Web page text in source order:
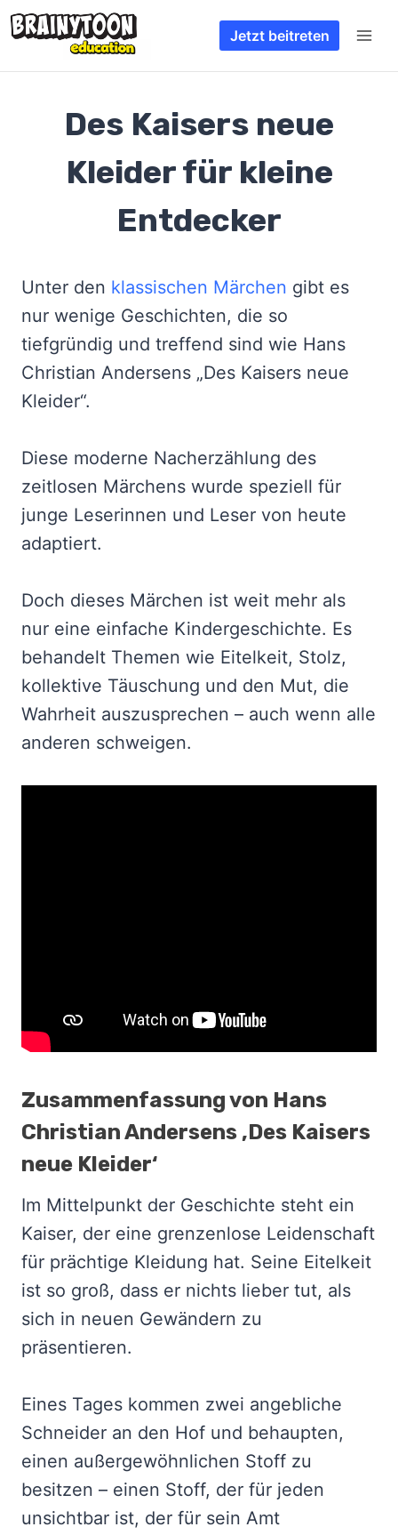
Zum
Inhalt
springen
Jetzt beitreten
Des Kaisers neue
Kleider für kleine
Entdecker
Unter den klassischen Märchen gibt es
nur wenige Geschichten, die so
tiefgründig und treffend sind wie Hans
Christian Andersens „Des Kaisers neue
Kleider“.
Diese moderne Nacherzählung des
zeitlosen Märchens wurde speziell für
junge Leserinnen und Leser von heute
adaptiert.
Doch dieses Märchen ist weit mehr als
nur eine einfache Kindergeschichte. Es
behandelt Themen wie Eitelkeit, Stolz,
kollektive Täuschung und den Mut, die
Wahrheit auszusprechen – auch wenn alle
anderen schweigen.
Zusammenfassung von Hans
Christian Andersens ‚Des Kaisers
neue Kleider‘
Im Mittelpunkt der Geschichte steht ein
Kaiser, der eine grenzenlose Leidenschaft
für prächtige Kleidung hat. Seine Eitelkeit
ist so groß, dass er nichts lieber tut, als
sich in neuen Gewändern zu
präsentieren.
Eines Tages kommen zwei angebliche
Schneider an den Hof und behaupten,
einen außergewöhnlichen Stoff zu
besitzen – einen Stoff, der für jeden
unsichtbar ist, der für sein Amt